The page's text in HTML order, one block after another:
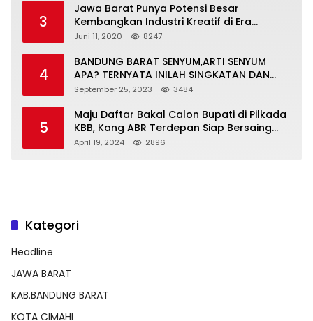
3
Jawa Barat Punya Potensi Besar
Kembangkan Industri Kreatif di Era
Normal Baru
Juni 11, 2020 8247
4
BANDUNG BARAT SENYUM,ARTI SENYUM
APA? TERNYATA INILAH SINGKATAN DAN
MAKNANYA
September 25, 2023 3484
5
Maju Daftar Bakal Calon Bupati di Pilkada
KBB, Kang ABR Terdepan Siap Bersaing
Dengan Balon Lainnya
April 19, 2024 2896
Kategori
Headline
JAWA BARAT
KAB.BANDUNG BARAT
KOTA CIMAHI